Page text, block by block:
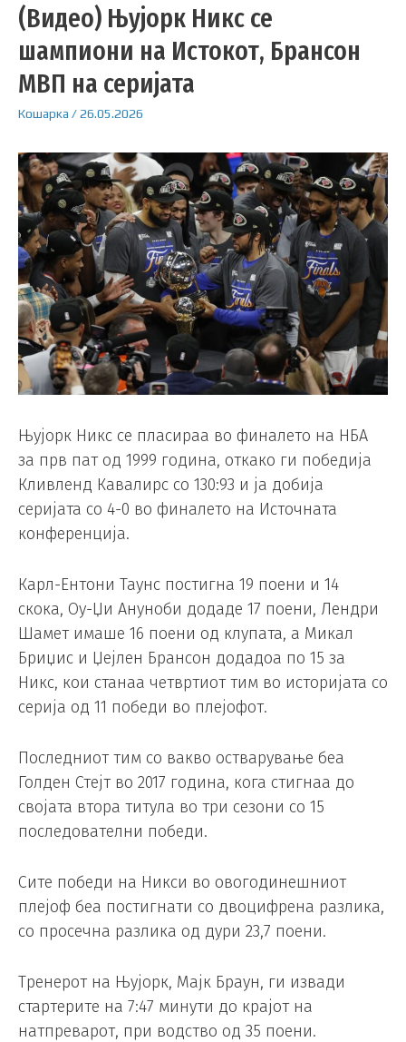
(Видео) Њујорк Никс се
шампиони на Истокот, Брансон
МВП на серијата
Кошарка /26.05.2026
Њујорк Никс се пласираа во финалето на НБА
за прв пат од 1999 година, откако ги победија
Кливленд Кавалирс со 130:93 и ја добија
серијата со 4-0 во финалето на Источната
конференција.
Карл-Ентони Таунс постигна 19 поени и 14
скока, Оу-Џи Ануноби додаде 17 поени, Лендри
Шамет имаше 16 поени од клупата, а Микал
Бриџис и Џејлен Брансон додадоа по 15 за
Никс, кои станаа четвртиот тим во историјата со
серија од 11 победи во плејофот.
Последниот тим со вакво остварување беа
Голден Стејт во 2017 година, кога стигнаа до
својата втора титула во три сезони со 15
последователни победи.
Сите победи на Никси во овогодинешниот
плејоф беа постигнати со двоцифрена разлика,
со просечна разлика од дури 23,7 поени.
Тренерот на Њујорк, Мајк Браун, ги извади
стартерите на 7:47 минути до крајот на
натпреварот, при водство од 35 поени.